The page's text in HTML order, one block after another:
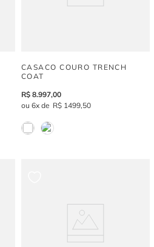
CASACO COURO TRENCH
COAT
R$ 8.997,00
6
R$ 1499,50